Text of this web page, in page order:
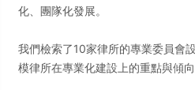
化、團隊化發展。
我們檢索了10家律所的專業委員會
模律所在專業化建設上的重點與傾向